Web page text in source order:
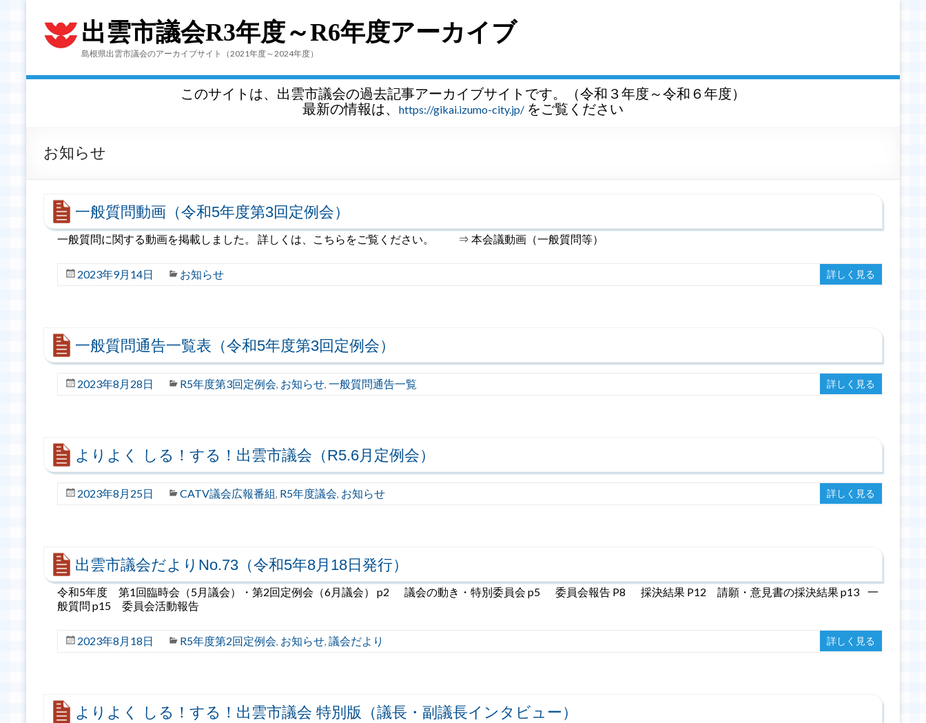
出雲市議会R3年度～R6年度アーカイブ
島根県出雲市議会のアーカイブサイト（2021年度～2024年度）
このサイトは、出雲市議会の過去記事アーカイブサイトです。（令和３年度～令和６年度）
最新の情報は、
https://gikai.izumo-city.jp/ をご覧ください
お知らせ
一般質問動画（令和5年度第3回定例会）
一般質問に関する動画を掲載しました。 詳しくは、こちらをご覧ください。 ⇒ 本会議動画（一般質問等）
2023年9月14日 お知らせ 詳しく見る
一般質問通告一覧表（令和5年度第3回定例会）
2023年8月28日 R5年度第3回定例会, お知らせ, 一般質問通告一覧 詳しく見る
よりよく しる！する！出雲市議会（R5.6月定例会）
2023年8月25日 CATV議会広報番組, R5年度議会, お知らせ 詳しく見る
出雲市議会だよりNo.73（令和5年8月18日発行）
令和5年度 第1回臨時会（5月議会）・第2回定例会（6月議会） p2 議会の動き・特別委員会 p5 委員会報告 P8 採決結果 P12 請願・意見書の採決結果 p13 一
般質問 p15 委員会活動報告
2023年8月18日 R5年度第2回定例会, お知らせ, 議会だより 詳しく見る
よりよく しる！する！出雲市議会 特別版（議長・副議長インタビュー）